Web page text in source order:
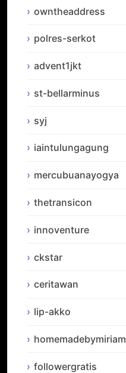
owntheaddress
polres-serkot
advent1jkt
st-bellarminus
syj
iaintulungagung
mercubuanayogya
thetransicon
innoventure
ckstar
ceritawan
lip-akko
homemadebymiriam
followergratis